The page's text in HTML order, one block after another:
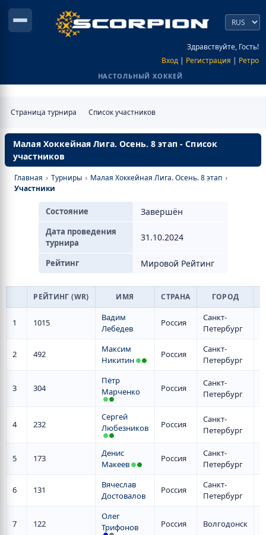
Здравствуйте, Гость!
Вход | Регистрация | Ретро
НАСТОЛЬНЫЙ ХОККЕЙ
Страница турнира Список участников
Малая Хоккейная Лига. Осень. 8 этап - Список
участников
Главная › Турниры › Малая Хоккейная Лига. Осень. 8 этап ›
Участники
Состояние Завершён
Дата проведения
турнира
31.10.2024
Рейтинг Мировой Рейтинг
РЕЙТИНГ (WR) ИМЯ СТРАНА ГОРОД
1 1015
Вадим
Лебедев
Россия
Санкт-
Петербург
2 492
Максим
Никитин
Россия
Санкт-
Петербург
3 304
Пётр
Марченко
Россия
Санкт-
Петербург
4 232
Сергей
Любезников
Россия
Санкт-
Петербург
5 173
Денис
Макеев
Россия
Санкт-
Петербург
6 131
Вячеслав
Достовалов
Россия
Санкт-
Петербург
7 122
Олег
Трифонов
Россия Волгодонск